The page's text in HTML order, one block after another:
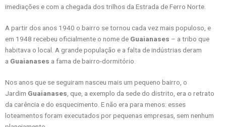
imediações e com a chegada dos trilhos da Estrada de Ferro Norte.
A partir dos anos 1940 o bairro se tornou cada vez mais populoso, e
em 1948 recebeu oficialmente o nome de Guaianases – a tribo que
habitava o local. A grande população e a falta de indústrias deram
a Guaianases a fama de bairro-dormitório.
Nos anos que se seguiram nasceu mais um pequeno bairro, o
Jardim Guaianases , que, a exemplo da sede do distrito, era o retrato
da carência e do esquecimento. E não era para menos: esses
loteamentos foram executados por pequenas empresas, sem nenhum